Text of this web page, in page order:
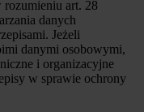
rozumieniu art. 28
danych
Jeżeli
danymi osobowymi,
i organizacyjne
w sprawie ochrony